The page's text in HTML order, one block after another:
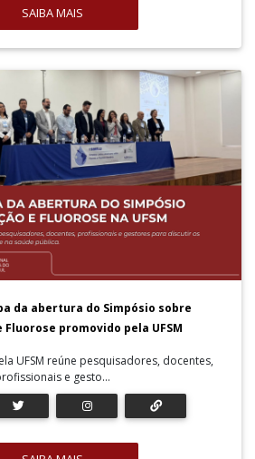
SAIBA MAIS
da abertura do Simpósio sobre
promovido pela UFSM
UFSM reúne pesquisadores, docentes,
e gesto...